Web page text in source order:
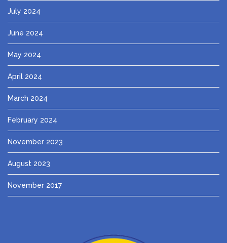
July 2024
June 2024
May 2024
April 2024
March 2024
February 2024
November 2023
August 2023
November 2017